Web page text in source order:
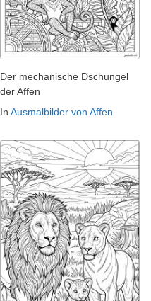
Der mechanische Dschungel
der Affen
In Ausmalbilder von Affen